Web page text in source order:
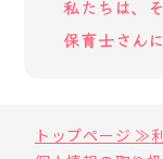
私たちは、
保育士さん
トップページ ≫